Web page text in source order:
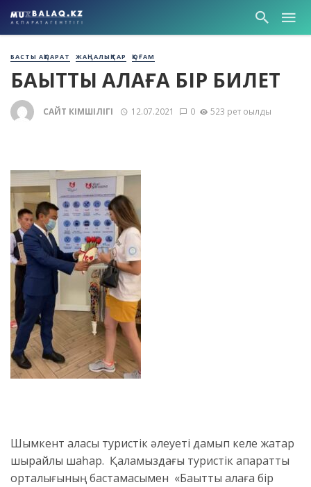
БАСТЫ АҚПАРАТ ЖАҢАЛЫҚТАР ҚОҒАМ
БАҚЫТТЫ ҚАЛАҒА БІР БИЛЕТ
САЙТ ӘКІМШІЛІГІ 12.07.2021 0 523 рет оқылды
Шымкент қаласы туристік әлеуеті дамып келе жатқар
шырайлы шаһар. Қаламыздағы туристік ақпараттық
орталығының бастамасымен «Бақытты қалаға бір